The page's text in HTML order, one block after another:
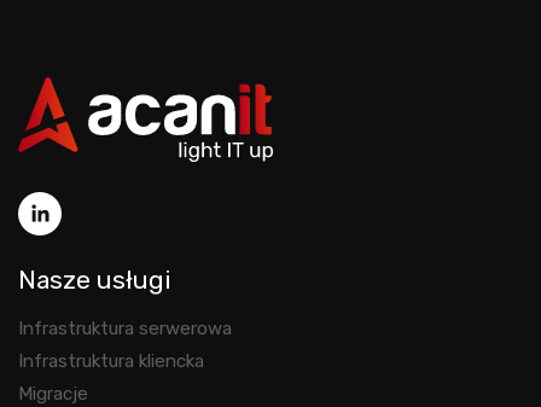
Nasze usługi
Infrastruktura serwerowa
Infrastruktura kliencka
Migracje